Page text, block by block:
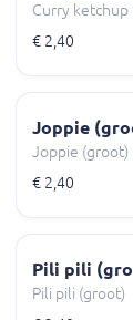
Curry ketchup
€ 2,40
Joppie
Joppie (groot)
€ 2,40
Pili pili
Pili pili (groot)